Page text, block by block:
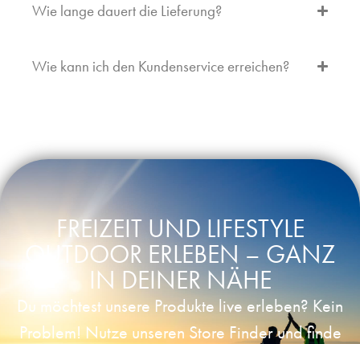
Wie lange dauert die Lieferung?
Wie kann ich den Kundenservice erreichen?
FREIZEIT UND LIFESTYLE
OUTDOOR ERLEBEN – GANZ
IN DEINER NÄHE
Du möchtest unsere Produkte live erleben? Kein
Problem! Nutze unseren Store Finder und finde